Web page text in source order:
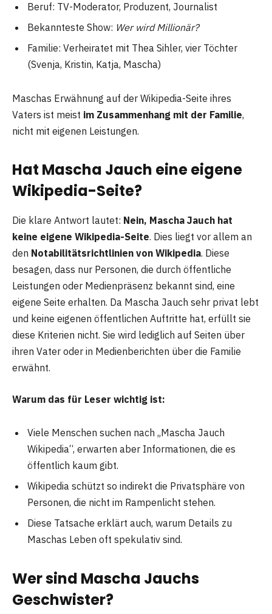
Beruf: TV-Moderator, Produzent, Journalist
Bekannteste Show: Wer wird Millionär?
Familie: Verheiratet mit Thea Sihler, vier Töchter
(Svenja, Kristin, Katja, Mascha)
Maschas Erwähnung auf der Wikipedia-Seite ihres
Vaters ist meist im Zusammenhang mit der Familie,
nicht mit eigenen Leistungen.
Hat Mascha Jauch eine eigene
Wikipedia-Seite?
Die klare Antwort lautet: Nein, Mascha Jauch hat
keine eigene Wikipedia-Seite. Dies liegt vor allem an
den Notabilitätsrichtlinien von Wikipedia. Diese
besagen, dass nur Personen, die durch öffentliche
Leistungen oder Medienpräsenz bekannt sind, eine
eigene Seite erhalten. Da Mascha Jauch sehr privat lebt
und keine eigenen öffentlichen Auftritte hat, erfüllt sie
diese Kriterien nicht. Sie wird lediglich auf Seiten über
ihren Vater oder in Medienberichten über die Familie
erwähnt.
Warum das für Leser wichtig ist:
Viele Menschen suchen nach „Mascha Jauch
Wikipedia“, erwarten aber Informationen, die es
öffentlich kaum gibt.
Wikipedia schützt so indirekt die Privatsphäre von
Personen, die nicht im Rampenlicht stehen.
Diese Tatsache erklärt auch, warum Details zu
Maschas Leben oft spekulativ sind.
Wer sind Mascha Jauchs
Geschwister?